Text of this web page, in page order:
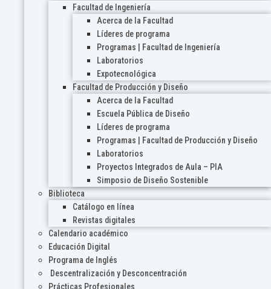
Facultad de Ingeniería
Acerca de la Facultad
Líderes de programa
Programas | Facultad de Ingeniería
Laboratorios
Expotecnológica
Facultad de Producción y Diseño
Acerca de la Facultad
Escuela Pública de Diseño
Líderes de programa
Programas | Facultad de Producción y Diseño
Laboratorios
Proyectos Integrados de Aula – PIA
Simposio de Diseño Sostenible
Biblioteca
Catálogo en línea
Revistas digitales
Calendario académico
Educación Digital
Programa de Inglés
Descentralización y Desconcentración
Prácticas Profesionales